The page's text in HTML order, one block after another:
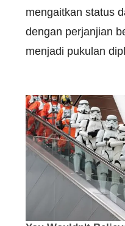
mengaitkan status
dengan perjanjian
menjadi pukulan